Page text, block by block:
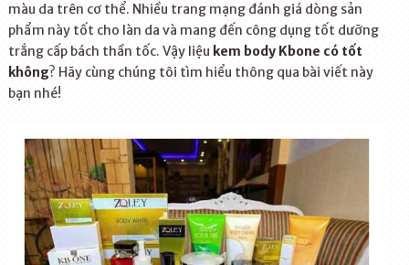
màu da trên cơ thể. Nhiều trang mạng đánh giá dòng sản
phẩm này tốt cho làn da và mang đến công dụng tốt dưỡng
trắng cấp bách thần tốc. Vậy liệu kem body Kbone có tốt
không? Hãy cùng chúng tôi tìm hiểu thông qua bài viết này
bạn nhé!